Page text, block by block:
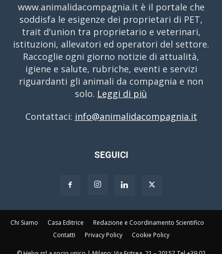
www.animalidacompagnia.it è il portale che
soddisfa le esigenze dei proprietari di PET,
trait d'union tra proprietario e veterinari,
istituzioni, allevatori ed operatori del settore.
Raccoglie ogni giorno notizie di attualità,
igiene e salute, rubriche, eventi e servizi
riguardanti gli animali da compagnia e non
solo. Leggi di più
Contattaci: info@animalidacompagnia.it
SEGUICI
Chi Siamo Casa Editrice
Redazione e Coordinamento Scientifico
Contatti
Privacy Policy Cookie Policy